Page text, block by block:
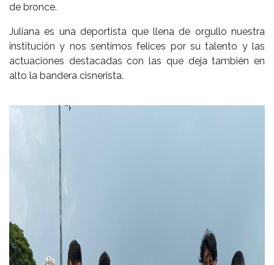
de bronce.
Juliana es una deportista que llena de orgullo nuestra
institución y nos sentimos felices por su talento y las
actuaciones destacadas con las que deja también en
alto la bandera cisnerista.